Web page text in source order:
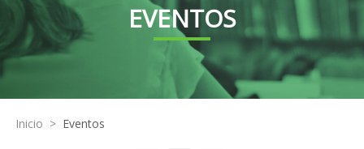
EVENTOS
Inicio > Eventos